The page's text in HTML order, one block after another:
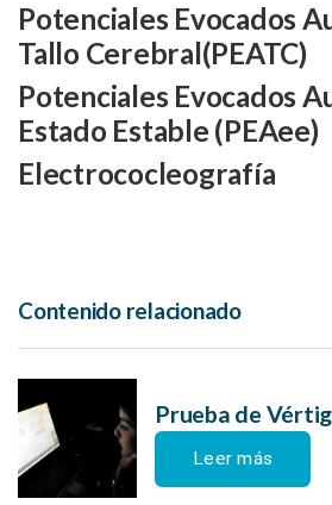
Potenciales Evocados
Tallo Cerebral(PEATC)
Potenciales Evocados
Estado Estable (PEAee)
Electrococleografía
Contenido relacionado
Prueba de
Leer más